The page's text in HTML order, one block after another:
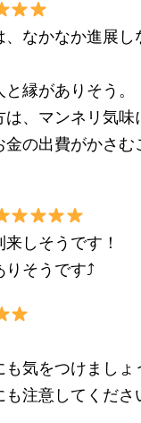
、なかなか進展し
縁がありそう。
は、マンネリ気味
金の出費がかさむ
しそうです！
りそうです⤴︎
気をつけましょ
も注意してくださ